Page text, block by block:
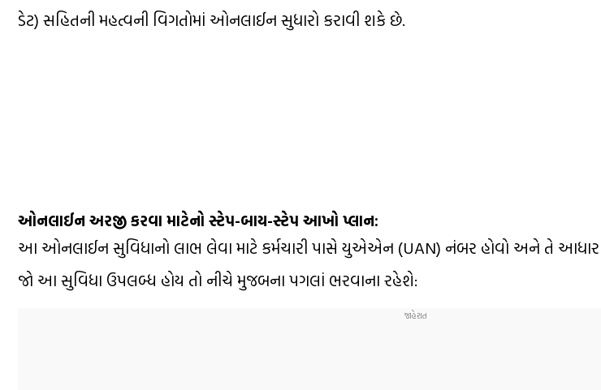
ડેટ) સહિતની મહત્વની વિગતોમાં ઓનલાઈન સુધારો કરાવી શકે છે.
ઓનલાઈન અરજી કરવા માટેનો સ્ટેપ-બાય-સ્ટેપ આખો પ્લાન:
આ ઓનલાઈન સુવિધાનો લાભ લેવા માટે કર્મચારી પાસે યુએએન (UAN) નંબર હોવો અને તે આધાર
જો આ સુવિધા ઉપલબ્ધ હોય તો નીચે મુજબના પગલાં ભરવાના રહેશે: